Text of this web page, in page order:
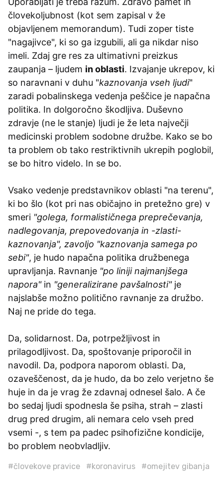
človekoljubnost (kot sem zapisal v že
objavljenem memorandum). Tudi zoper tiste
"nagajivce", ki so ga izgubili, ali ga nikdar niso
imeli. Zdaj gre res za ultimativni preizkus
zaupanja – ljudem in oblasti. Izvajanje ukrepov, ki
so naravnani v duhu "kaznovanja vseh ljudi"
zaradi pobalinskega vedenja peščice je napačna
politika. In dolgoročno škodljiva. Duševno
zdravje (ne le stanje) ljudi je že leta največji
medicinski problem sodobne družbe. Kako se bo
ta problem ob tako restriktivnih ukrepih poglobil,
se bo hitro videlo. In se bo.
Vsako vedenje predstavnikov oblasti "na terenu",
ki bo šlo (kot pri nas običajno in pretežno gre) v
smeri "golega, formalističnega preprečevanja,
nadlegovanja, prepovedovanja in -zlasti-
kaznovanja", zavoljo "kaznovanja samega po
sebi", je hudo napačna politika družbenega
upravljanja. Ravnanje "po liniji najmanjšega
napora"in "generalizirane pavšalnosti"je
najslabše možno politično ravnanje za družbo.
Naj ne pride do tega.
Da, solidarnost. Da, potrpežljivost in
prilagodljivost. Da, spoštovanje priporočil in
navodil. Da, podpora naporom oblasti. Da,
ozaveščenost, da je hudo, da bo zelo verjetno še
huje in da je vrag že zdavnaj odnesel šalo. A če
bo sedaj ljudi spodnesla še psiha, strah – zlasti
drug pred drugim, ali nemara celo vseh pred
vsemi -, s tem pa padec psihofizične kondicije,
bo problem neobvladljiv.
#človekove pravice #koronavirus #omejitev gibanja